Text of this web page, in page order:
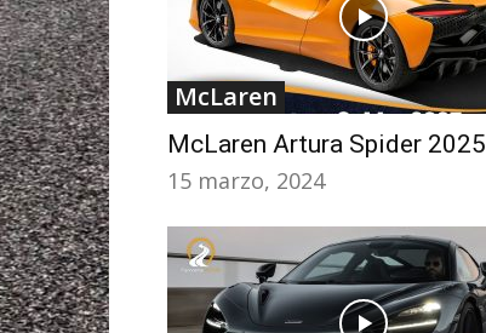
McLaren
McLaren Artura Spider 2025
15 marzo, 2024